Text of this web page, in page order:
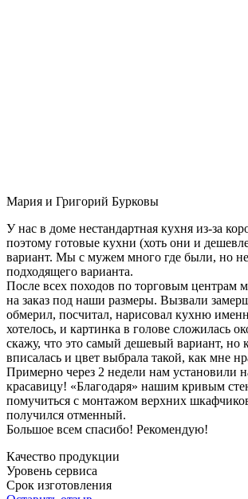
Мария и Григорий Бурковы
У нас в доме нестандартная кухня из-за
поэтому готовые кухни (хоть они и
вариант. Мы с мужем много где были, но
подходящего варианта.
После всех походов по торговым центрам
на заказ под наши размеры. Вызвали
обмерил, посчитал, нарисовал кухню
хотелось, и картинка в голове сложилась
скажу, что это самый дешевый вариант, но
вписалась и цвет выбрала такой, как мне
Примерно через 2 недели нам установили
красавицу! «Благодаря» нашим кривым
помучиться с монтажом верхних
получился отменный.
Большое всем спасибо! Рекомендую!
Качество продукции
Уровень сервиса
Срок изготовления